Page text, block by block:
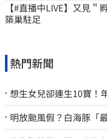
【#直播中LIVE】又見
築巢駐足
熱門新聞
想生女兒卻連生10寶！
明放颱風假？白海豚「